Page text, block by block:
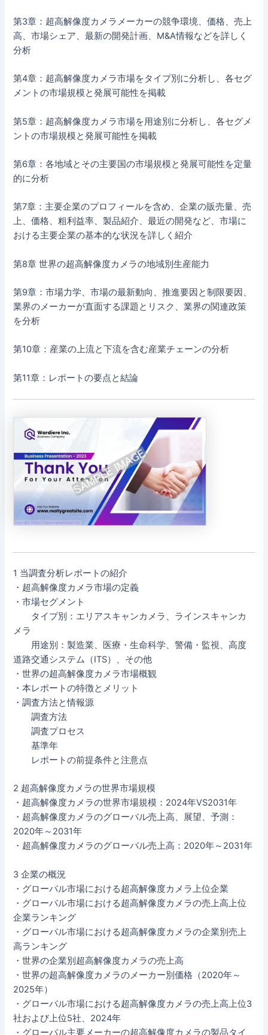
第3章：超高解像度カメラメーカーの競争環境、価格、売上
高、市場シェア、最新の開発計画、M&A情報などを詳しく
分析
第4章：超高解像度カメラ市場をタイプ別に分析し、各セグ
メントの市場規模と発展可能性を掲載
第5章：超高解像度カメラ市場を用途別に分析し、各セグメ
ントの市場規模と発展可能性を掲載
第6章：各地域とその主要国の市場規模と発展可能性を定量
的に分析
第7章：主要企業のプロフィールを含め、企業の販売量、売
上、価格、粗利益率、製品紹介、最近の開発など、市場に
おける主要企業の基本的な状況を詳しく紹介
第8章 世界の超高解像度カメラの地域別生産能力
第9章：市場力学、市場の最新動向、推進要因と制限要因、
業界のメーカーが直面する課題とリスク、業界の関連政策
を分析
第10章：産業の上流と下流を含む産業チェーンの分析
第11章：レポートの要点と結論
1 当調査分析レポートの紹介
・超高解像度カメラ市場の定義
・市場セグメント
タイプ別：エリアスキャンカメラ、ラインスキャンカ
メラ
用途別：製造業、医療・生命科学、警備・監視、高度
道路交通システム（ITS）、その他
・世界の超高解像度カメラ市場概観
・本レポートの特徴とメリット
・調査方法と情報源
調査方法
調査プロセス
基準年
レポートの前提条件と注意点
2 超高解像度カメラの世界市場規模
・超高解像度カメラの世界市場規模：2024年VS2031年
・超高解像度カメラのグローバル売上高、展望、予測：
2020年～2031年
・超高解像度カメラのグローバル売上高：2020年～2031年
3 企業の概況
・グローバル市場における超高解像度カメラ上位企業
・グローバル市場における超高解像度カメラの売上高上位
企業ランキング
・グローバル市場における超高解像度カメラの企業別売上
高ランキング
・世界の企業別超高解像度カメラの売上高
・世界の超高解像度カメラのメーカー別価格（2020年～
2025年）
・グローバル市場における超高解像度カメラの売上高上位3
社および上位5社、2024年
・グローバル主要メーカーの超高解像度カメラの製品タイ